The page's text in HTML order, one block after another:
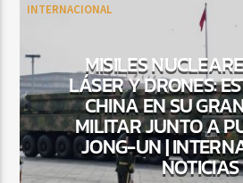
INTERNACIONAL
MISILES
LÁSER Y DRONES:
CHINA EN SU
MILITAR JUNTO A
JONG-UN |
NOTICIAS